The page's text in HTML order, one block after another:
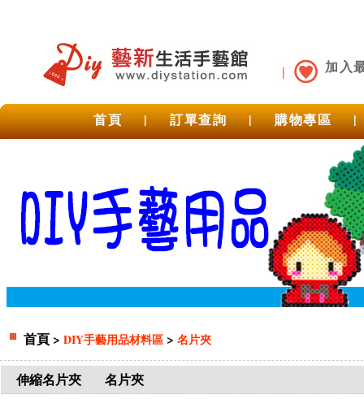
加入
首頁 | 訂單查詢 | 購物專區 |
首頁 > DIY手藝用品材料區 > 名片夾
伸縮名片夾 名片夾